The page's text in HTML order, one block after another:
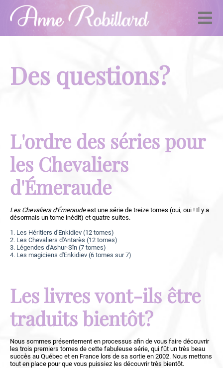
Des questions?
L'ordre des séries pour
les Chevaliers
d'Émeraude
Les Chevaliers d'Émeraudeest une série de treize tomes (oui, oui ! Il y a
désormais un tome inédit) et quatre suites.
1. Les Héritiers d'Enkidiev (12 tomes)
2. Les Chevaliers d'Antarès (12 tomes)
3. Légendes d'Ashur-Sîn (7 tomes)
4. Les magiciens d'Enkidiev (6 tomes sur 7)
Les livres vont-ils être
traduits bientôt?
Nous sommes présentement en processus afin de vous faire découvrir
les trois premiers tomes de cette fabuleuse série, qui fût un très beau
succès au Québec et en France lors de sa sortie en 2002. Nous mettons
tout en place pour que vous puissiez les découvrir très bientôt.